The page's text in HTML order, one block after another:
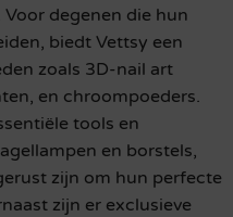
degenen die hun
biedt Vettsy een
zoals 3D-nail art
en chroompoeders.
tools en
en borstels,
zijn om hun perfecte
zijn er exclusieve